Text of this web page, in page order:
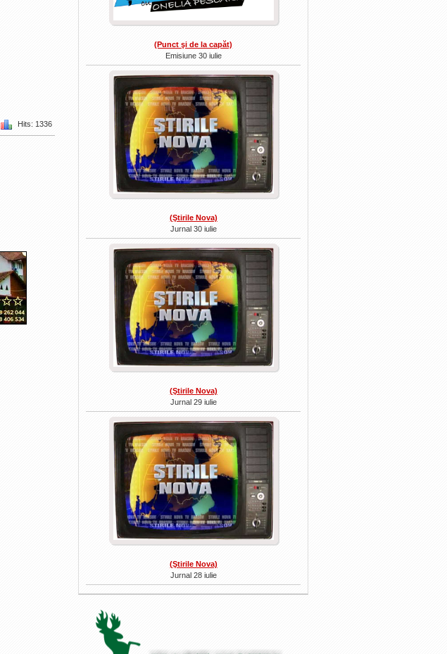
Hits: 1336
(Punct şi de la capăt)
Emisiune 30 iulie
(Ştirile Nova)
Jurnal 30 iulie
(Ştirile Nova)
Jurnal 29 iulie
(Ştirile Nova)
Jurnal 28 iulie